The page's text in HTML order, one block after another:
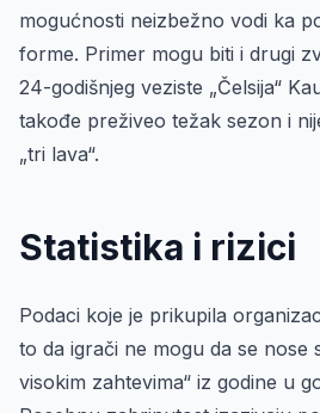
mogućnosti neizbežno vodi ka
forme. Primer mogu biti i drugi
24-godišnjeg veziste „Čelsija“
takođe preživeo težak sezon i
„tri lava“.
Statistika i rizici
Podaci koje je prikupila
to da igrači ne mogu da se nose
visokim zahtevima“ iz godine u